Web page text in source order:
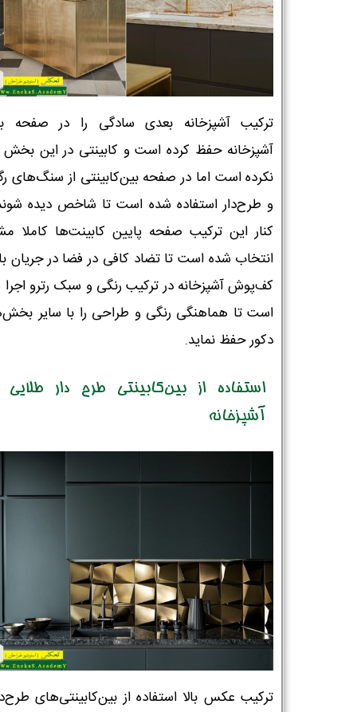
ترکیب آشپزخانه بعدی سادگی را در صفحه
آشپزخانه حفظ کرده است و کابینتی در این بخش
نکرده است اما در صفحه بین‌کابینتی‌ از سنگ‌های
و طرح‌دار استفاده شده است تا شاخص دیده
کنار این ترکیب صفحه پایین کابینت‌ها کاملا
انتخاب شده است تا تضاد کافی در فضا در جریان
کف‌پوش آشپزخانه در ترکیب رنگی و سبک رترو
است تا هماهنگی رنگی و طراحی را با سایر
دکور حفظ نماید.
استفاده از بین‌کابینتی طرح دار طلایی
آشپزخانه
ترکیب عکس بالا استفاده از بین‌کابینتی‌های
نام و نام خانوادگی : *
تلفن همراه : *